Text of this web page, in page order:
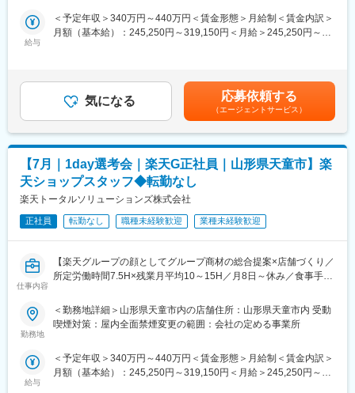
変更の範囲：会社の定める業務
※ご応募時、参加可能日時をお知らせください。
・新規契約・機種変更の受付および提案
・料金プラン、楽天ポイント活用、楽天カード、各種サービスの
案内
・スマホの初期設定・データ移行サポート
・問い合わせ対応
◇店舗運営
・店舗での電話応対
・在庫管理、売り場づくり、POP作成
・KPI管理・数値振り返り
・キャンペーン企画など、集客に向けた取り組み
スタッフ（R CREW）から店長を経てRSV（スーパーバイザー）
へステップアップが可能です。RSV経験後はマネジメントや本部
入社後1年で店長昇格を目指していただきます。
重視し相談しやすい環境◎
活をより豊かにするトータルサポートを行うポジションです。
・未経験の方も歓迎！充実した研修制度あり
【選考会の概要】
・形式： Web開催（事前に企業セミナー動画をご視聴いただきま
す）
・内容： 面接（25分×2回 現場面接/HR面接）
7/2（木）17:00～20:30
7/5（日）11:00～14:30
7/14（火）17:00～20:30
7/16（木）17:00～20:30
7/21（火）17:00～20:30
7/23（木）17:00～20:30
※ご応募時、参加可能日時をお知らせください。
給与
＜予定年収＞340万円～440万円＜賃金形態＞月給制＜賃金内訳＞
月額（基本給）：245,250円～319,150円＜月給＞245,250円～
ます。月給(月額)は固定手当を含めた表記です。
気になる 応募依頼する
（エージェントサービス）
【7月｜1day選考会｜楽天G正社員｜山形県天童市】楽
天ショップスタッフ◆転勤なし
楽天トータルソリューションズ株式会社
正社員 転勤なし 職種未経験歓迎 業種未経験歓迎
仕事内容
【楽天グループの顔としてグループ商材の総合提案×店舗づくり／
所定労働時間7.5H×残業月平均10～15H／月8日～休み／食事手当
楽天モバイルショップに来店されるお客様へ、スマートフォン・
料金プラン・楽天カード・楽天市場・楽天ポイントなど、楽天経
活をより豊かにするトータルサポートを行うポジションです。
勤務地
＜勤務地詳細＞山形県天童市内の店舗住所：山形県天童市内 受動
喫煙対策：屋内全面禁煙変更の範囲：会社の定める事業所
給与
＜予定年収＞340万円～440万円＜賃金形態＞月給制＜賃金内訳＞
月額（基本給）：245,250円～319,150円＜月給＞245,250円～